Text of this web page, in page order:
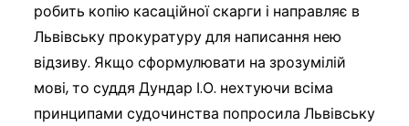
робить копію касаційної скарги і направляє в
Львівську прокуратуру для написання нею
відзиву. Якщо сформулювати на зрозумілій
мові, то суддя Дундар І.О. нехтуючи всіма
принципами судочинства попросила Львівську